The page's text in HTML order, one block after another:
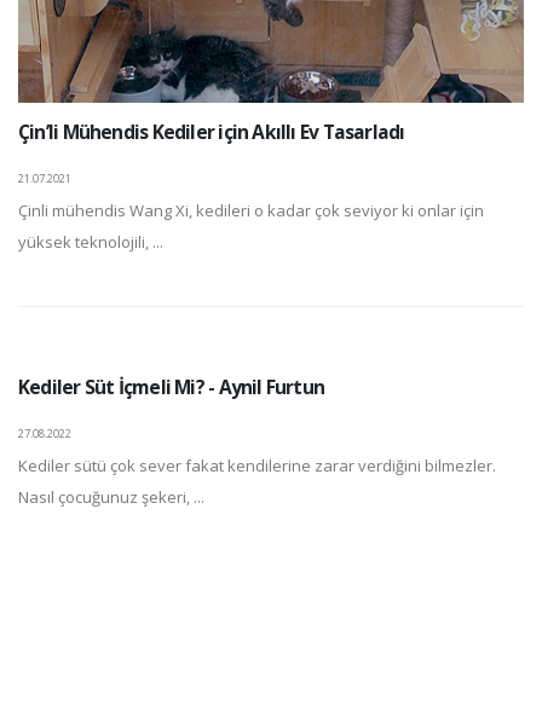
Çin’li Mühendis Kediler için Akıllı Ev Tasarladı
21.07.2021
Çinli mühendis Wang Xi, kedileri o kadar çok seviyor ki onlar için
yüksek teknolojili, ...
Kediler Süt İçmeli Mi? - Aynil Furtun
27.08.2022
Kediler sütü çok sever fakat kendilerine zarar verdiğini bilmezler.
Nasıl çocuğunuz şekeri, ...